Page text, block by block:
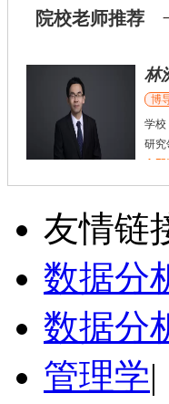
院校老师推荐
林
博
学校
研究
立即
徐
硕
学校
立即
友情链
数据分
数据分
管理学|